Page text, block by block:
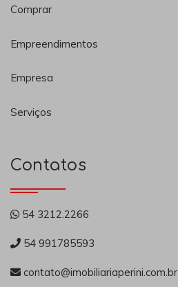
Comprar
Empreendimentos
Empresa
Serviços
Contatos
54 3212.2266
54 991785593
contato@imobiliariaperini.com.br